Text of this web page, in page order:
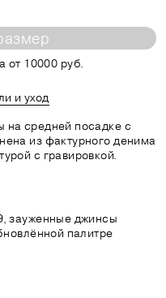
от 10000 руб.
и уход
на средней посадке с
из фактурного денима
с гравировкой.
зауженные джинсы
палитре